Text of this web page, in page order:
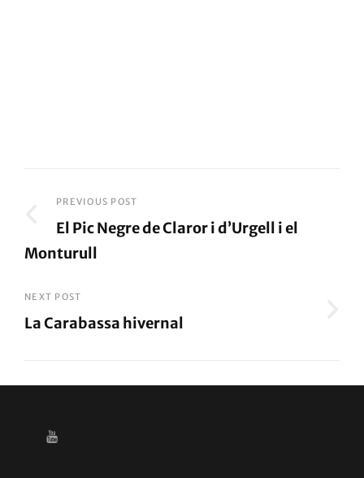
Post
navigation
PREVIOUS POST
El Pic Negre de Claror i d’Urgell i el
Monturull
Post
NEXT POST
La Carabassa hivernal
YOUTUBE